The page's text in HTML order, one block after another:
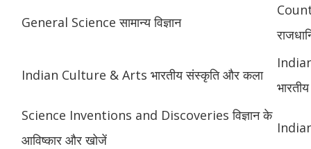
General Science सामान्य विज्ञान
Indian Culture & Arts भारतीय संस्कृति और कला
Science Inventions and Discoveries विज्ञान के
आविष्कार और खोजें